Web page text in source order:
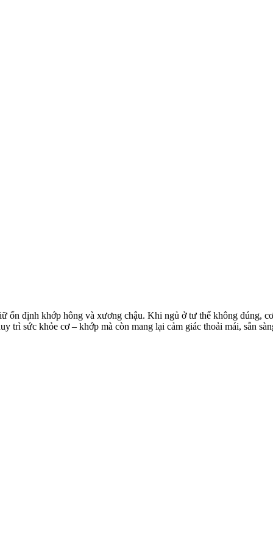
ổn định khớp hông và xương chậu. Khi ngủ ở tư thế không đúng,
trì sức khỏe cơ – khớp mà còn mang lại cảm giác thoải mái, sẵn